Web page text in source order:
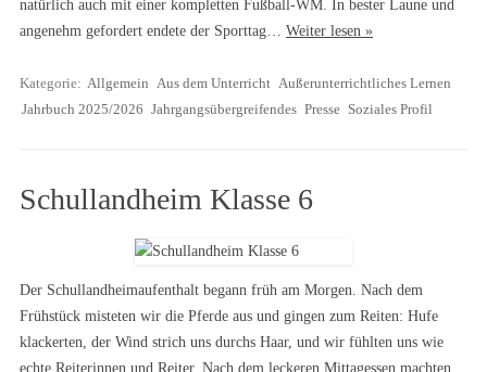
natürlich auch mit einer kompletten Fußball-WM. In bester Laune und
angenehm gefordert endete der Sporttag… Weiter lesen »
Kategorie: Allgemein Aus dem Unterricht Außerunterrichtliches Lernen
Jahrbuch 2025/2026 Jahrgangsübergreifendes Presse Soziales Profil
Schullandheim Klasse 6
Der Schullandheimaufenthalt begann früh am Morgen. Nach dem
Frühstück misteten wir die Pferde aus und gingen zum Reiten: Hufe
klackerten, der Wind strich uns durchs Haar, und wir fühlten uns wie
echte Reiterinnen und Reiter. Nach dem leckeren Mittagessen machten